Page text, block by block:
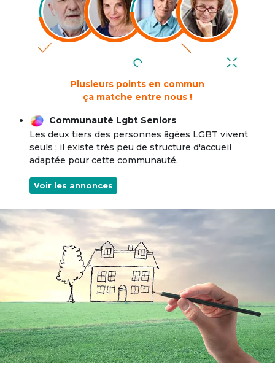
Plusieurs points en commun
ça matche entre nous !
Communauté Lgbt Seniors
Les deux tiers des personnes âgées LGBT vivent
seuls ; il existe très peu de structure d'accueil
adaptée pour cette communauté.
Voir les annonces